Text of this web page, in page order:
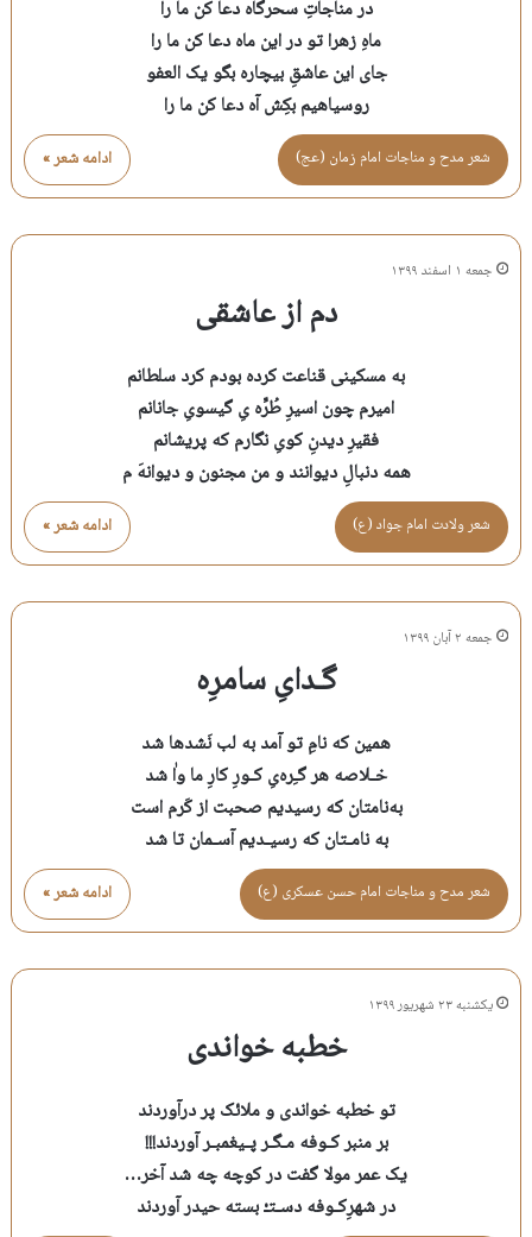
در مناجاتِ سحرگاه دعا کن ما را
ماهِ زهرا تو در این ماه دعا کن ما را
جای این عاشقِ بیچاره بگو یک العفو
روسیاهیم بکِش آه دعا کن ما را
ادامه شعر » شعر مدح و مناجات امام زمان (عج)
جمعه ۱ اسفند ۱۳۹۹
دم از عاشقی
به مسکینی قناعت کرده بودم کرد سلطانم
امیرم چون اسیرِ طُرِّه یِ گیسویِ جانانم
فقیرِ دیدنِ کویِ نگارم که پریشانم
همه دنبالِ دیوانند و من مجنون و دیوانهَ م
ادامه شعر » شعر ولادت امام جواد (ع)
جمعه ۲ آبان ۱۳۹۹
گـدایِ سامرِه
همین که نامِ تو آمد به لب نَشدها شد
خـلاصه هر گـِره‌یِ کـورِ کارِ ما واٰ شد
به‌نامتان که رسیدیم صحبت از کَرم است
به نامـتان که رسیـدیم آسـمان تا شد
ادامه شعر » شعر مدح و مناجات امام حسن عسكری (ع)
یکشنبه ۲۳ شهریور ۱۳۹۹
خطبه خواندی
تو خطبه خواندی و ملائک پر درآوردند
بر منبر کـوفه مـگـر پـیغمبـر آوردند!!!
یک عمر مولا گفت در کوچه چه شد آخر…
در شهرِکـوفه دسـتـْ بسته حیدر آوردند